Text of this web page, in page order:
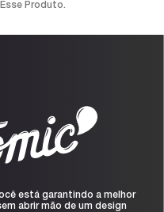
Produto.
está garantindo a melhor
abrir mão de um design